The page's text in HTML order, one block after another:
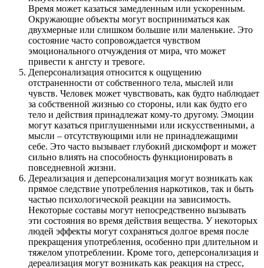
Время может казаться замедленным или ускоренным.
Окружающие объекты могут восприниматься как
двухмерные или слишком большие или маленькие. Это
состояние часто сопровождается чувством
эмоционального отчуждения от мира, что может
привести к ангсту и тревоге.
Деперсонализация относится к ощущению
отстраненности от собственного тела, мыслей или
чувств. Человек может чувствовать, как будто наблюдает
за собственной жизнью со стороны, или как будто его
тело и действия принадлежат кому-то другому. Эмоции
могут казаться приглушенными или искусственными, а
мысли – отсутствующими или не принадлежащими
себе. Это часто вызывает глубокий дискомфорт и может
сильно влиять на способность функционировать в
повседневной жизни.
Дереализация и деперсонализация могут возникать как
прямое следствие употребления наркотиков, так и быть
частью психологической реакции на зависимость.
Некоторые составы могут непосредственно вызывать
эти состояния во время действия вещества. У некоторых
людей эффекты могут сохраняться долгое время после
прекращения употребления, особенно при длительном и
тяжелом употреблении. Кроме того, деперсонализация и
дереализация могут возникать как реакция на стресс,